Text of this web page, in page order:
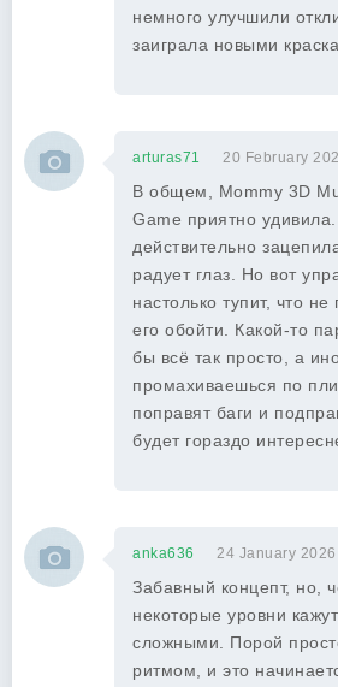
немного улучшили
заиграла новыми
arturas71 20 February
В общем, Mommy 3D
Game приятно
действительно
радует глаз. Но вот
настолько тупит, что
его обойти. Какой-то
бы всё так просто, а
промахиваешься по
поправят баги и
будет гораздо
anka636 24 January
Забавный концепт, но,
некоторые уровни
сложными. Порой
ритмом, и это